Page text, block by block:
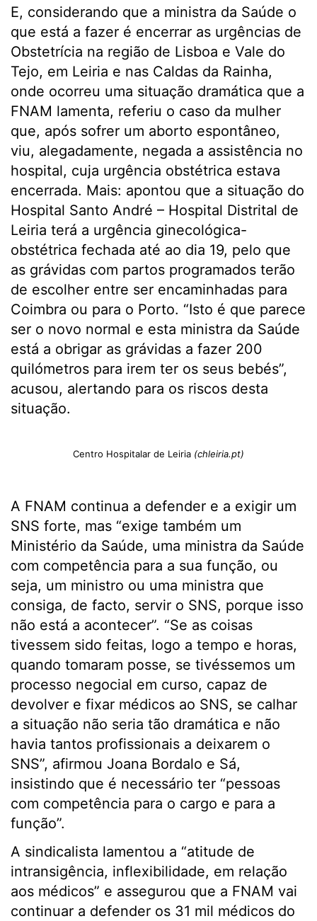
E, considerando que a ministra da Saúde o
que está a fazer é encerrar as urgências de
Obstetrícia na região de Lisboa e Vale do
Tejo, em Leiria e nas Caldas da Rainha,
onde ocorreu uma situação dramática que a
FNAM lamenta, referiu o caso da mulher
que, após sofrer um aborto espontâneo,
viu, alegadamente, negada a assistência no
hospital, cuja urgência obstétrica estava
encerrada. Mais: apontou que a situação do
Hospital Santo André – Hospital Distrital de
Leiria terá a urgência ginecológica-
obstétrica fechada até ao dia 19, pelo que
as grávidas com partos programados terão
de escolher entre ser encaminhadas para
Coimbra ou para o Porto. “Isto é que parece
ser o novo normal e esta ministra da Saúde
está a obrigar as grávidas a fazer 200
quilómetros para irem ter os seus bebés”,
acusou, alertando para os riscos desta
situação.
Centro Hospitalar de Leiria (chleiria.pt)
A FNAM continua a defender e a exigir um
SNS forte, mas “exige também um
Ministério da Saúde, uma ministra da Saúde
com competência para a sua função, ou
seja, um ministro ou uma ministra que
consiga, de facto, servir o SNS, porque isso
não está a acontecer”. “Se as coisas
tivessem sido feitas, logo a tempo e horas,
quando tomaram posse, se tivéssemos um
processo negocial em curso, capaz de
devolver e fixar médicos ao SNS, se calhar
a situação não seria tão dramática e não
havia tantos profissionais a deixarem o
SNS”, afirmou Joana Bordalo e Sá,
insistindo que é necessário ter “pessoas
com competência para o cargo e para a
função”.
A sindicalista lamentou a “atitude de
intransigência, inflexibilidade, em relação
aos médicos” e assegurou que a FNAM vai
continuar a defender os 31 mil médicos do